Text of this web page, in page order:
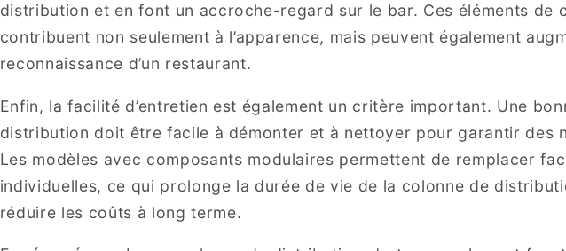
distribution et en font un accroche-regard sur le bar. Ces éléments de
contribuent non seulement à l’apparence, mais peuvent également
reconnaissance d’un restaurant.
Enfin, la facilité d’entretien est également un critère important. Une
distribution doit être facile à démonter et à nettoyer pour garantir des
Les modèles avec composants modulaires permettent de remplacer
individuelles, ce qui prolonge la durée de vie de la colonne de
réduire les coûts à long terme.